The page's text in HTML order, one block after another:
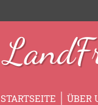
STARTSEITE ÜBER